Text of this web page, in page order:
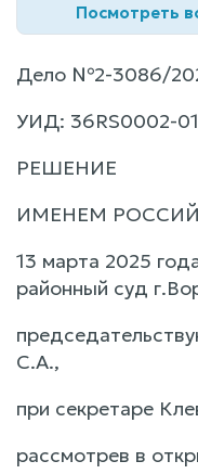
Посмотреть
Дело №2-3086/
УИД: 36RS0002-
РЕШЕНИЕ
ИМЕНЕМ
13 марта 2025
районный суд
С.А.,
при секретаре
рассмотрев в